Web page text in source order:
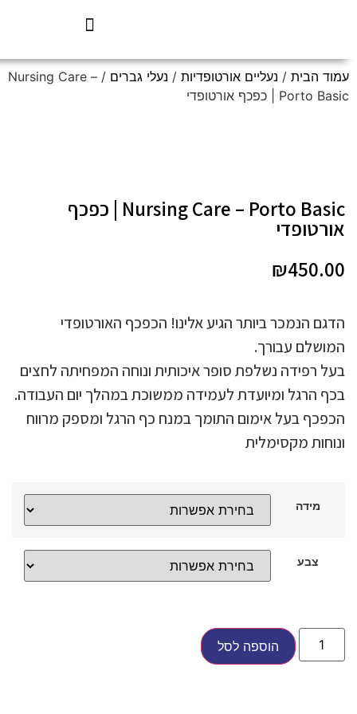
עמוד הבית / נעליים אורטופדיות / נעלי גברים
/ Nursing Care –
Porto Basic | כפכף אורטופדי
Nursing Care – Porto Basic | כפכף
אורטופדי
₪450.00
הדגם הנמכר ביותר הגיע אלינו! הכפכף האורטופדי
המושלם עבורך.
בעל רפידה נשלפת סופר איכותית ונוחה המפחיתה לחצים
בכף הרגל ומיועדת לעמידה ממשוכת במהלך יום העבודה.
הכפכף בעל אימום התומך במנח כף הרגל ומספק מרווח
ונוחות מקסימלית
מידה
צבע
הוספה לסל